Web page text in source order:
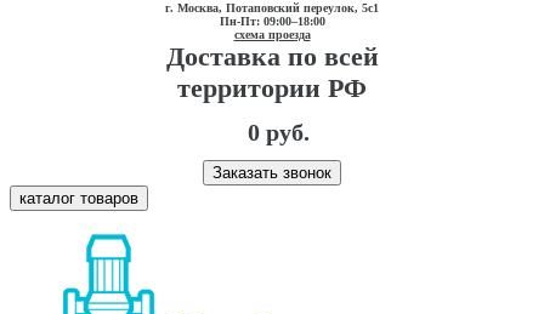
г. Москва, Потаповский переулок, 5с1
Пн-Пт: 09:00–18:00
схема проезда
Доставка по всей
территории РФ
0 руб.
Заказать звонок
каталог товаров